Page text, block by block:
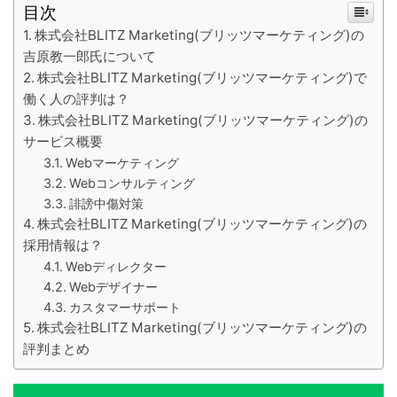
目次
株式会社BLITZ Marketing(ブリッツマーケティング)の
吉原教一郎氏について
株式会社BLITZ Marketing(ブリッツマーケティング)で
働く人の評判は？
株式会社BLITZ Marketing(ブリッツマーケティング)の
サービス概要
Webマーケティング
Webコンサルティング
誹謗中傷対策
株式会社BLITZ Marketing(ブリッツマーケティング)の
採用情報は？
Webディレクター
Webデザイナー
カスタマーサポート
株式会社BLITZ Marketing(ブリッツマーケティング)の
評判まとめ